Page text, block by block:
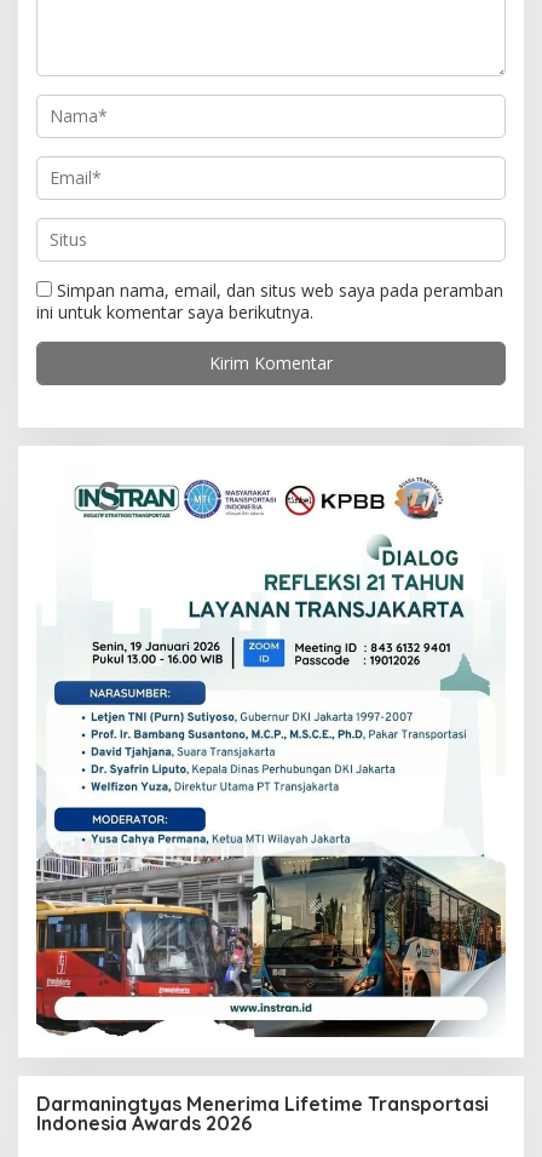
Simpan nama, email, dan situs web saya pada peramban
ini untuk komentar saya berikutnya.
Darmaningtyas Menerima Lifetime Transportasi
Indonesia Awards 2026